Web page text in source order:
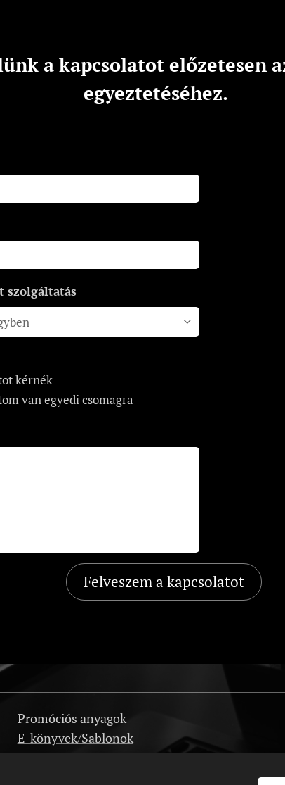
a kapcsolatot előzetesen
egyeztetéséhez.
szolgáltatás
kérnék
van egyedi csomagra
Felveszem a kapcsolatot
Promóciós anyagok
E-könyvek/Sablonok
Interjúk